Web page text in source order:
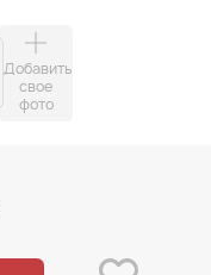
Добавить
свое
фото